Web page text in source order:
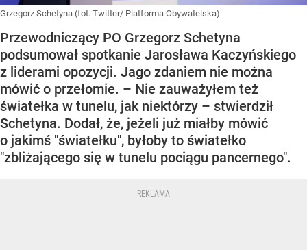
Grzegorz Schetyna (fot. Twitter/ Platforma Obywatelska)
Przewodniczący PO Grzegorz Schetyna
podsumował spotkanie Jarosława Kaczyńskiego
z liderami opozycji. Jago zdaniem nie można
mówić o przełomie. – Nie zauważyłem też
światełka w tunelu, jak niektórzy – stwierdził
Schetyna. Dodał, że, jeżeli już miałby mówić
o jakimś "światełku", byłoby to światełko
"zbliżającego się w tunelu pociągu pancernego".